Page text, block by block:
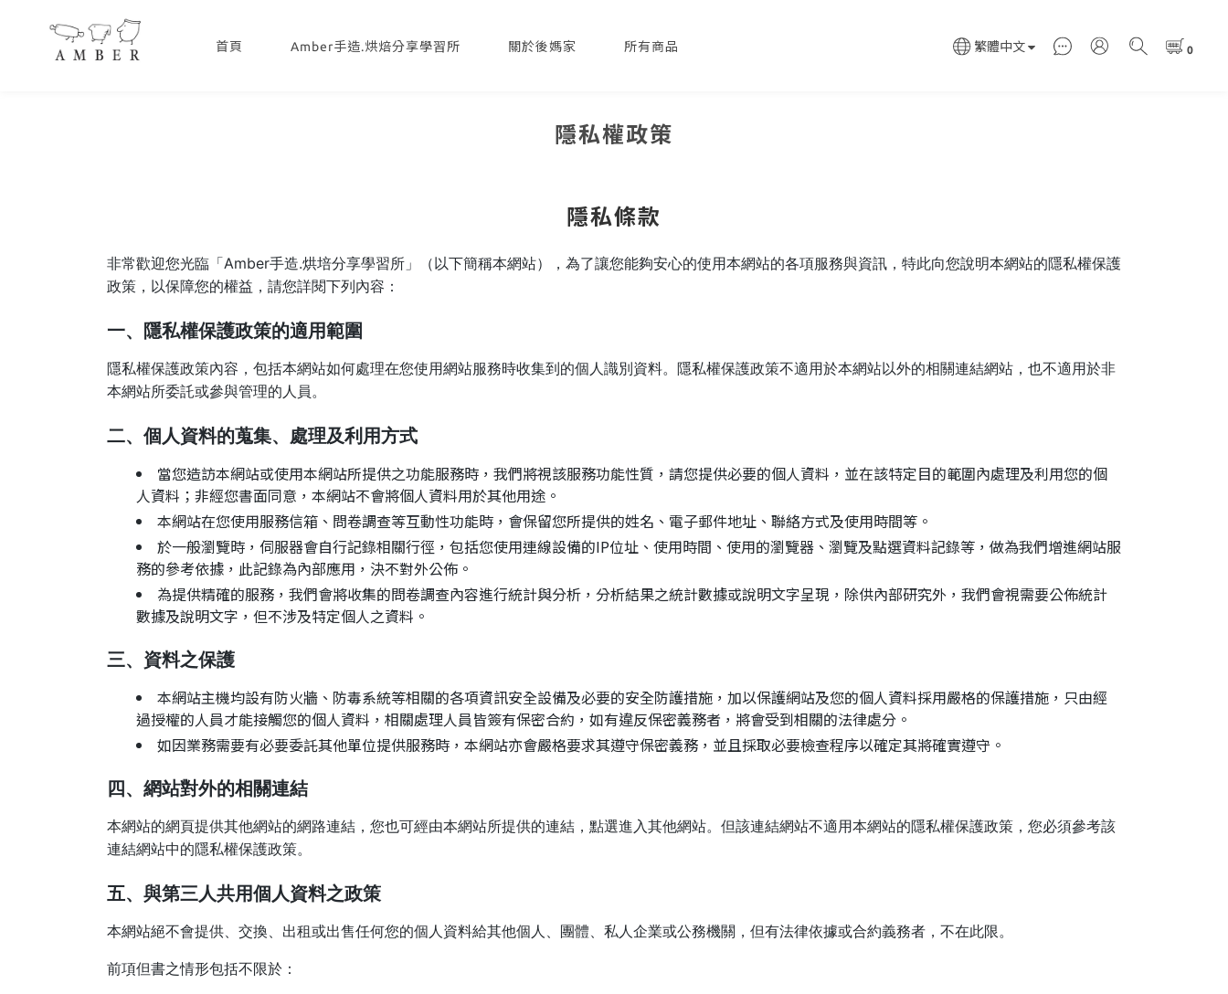
首頁 Amber手造.烘焙分享學習所 關於後媽家 所有商品 繁體中文
隱私權政策
隱私條款
非常歡迎您光臨「Amber手造.烘培分享學習所」（以下簡稱本網站），為了讓您能夠安心的使用本網站的各項服務與資訊，特此向您說明本網站的隱私權保護
政策，以保障您的權益，請您詳閱下列內容：
一、隱私權保護政策的適用範圍
隱私權保護政策內容，包括本網站如何處理在您使用網站服務時收集到的個人識別資料。隱私權保護政策不適用於本網站以外的相關連結網站，也不適用於非
本網站所委託或參與管理的人員。
二、個人資料的蒐集、處理及利用方式
當您造訪本網站或使用本網站所提供之功能服務時，我們將視該服務功能性質，請您提供必要的個人資料，並在該特定目的範圍內處理及利用您的個
人資料；非經您書面同意，本網站不會將個人資料用於其他用途。
本網站在您使用服務信箱、問卷調查等互動性功能時，會保留您所提供的姓名、電子郵件地址、聯絡方式及使用時間等。
於一般瀏覽時，伺服器會自行記錄相關行徑，包括您使用連線設備的IP位址、使用時間、使用的瀏覽器、瀏覽及點選資料記錄等，做為我們增進網站服
務的參考依據，此記錄為內部應用，決不對外公佈。
為提供精確的服務，我們會將收集的問卷調查內容進行統計與分析，分析結果之統計數據或說明文字呈現，除供內部研究外，我們會視需要公佈統計
數據及說明文字，但不涉及特定個人之資料。
三、資料之保護
本網站主機均設有防火牆、防毒系統等相關的各項資訊安全設備及必要的安全防護措施，加以保護網站及您的個人資料採用嚴格的保護措施，只由經
過授權的人員才能接觸您的個人資料，相關處理人員皆簽有保密合約，如有違反保密義務者，將會受到相關的法律處分。
如因業務需要有必要委託其他單位提供服務時，本網站亦會嚴格要求其遵守保密義務，並且採取必要檢查程序以確定其將確實遵守。
四、網站對外的相關連結
本網站的網頁提供其他網站的網路連結，您也可經由本網站所提供的連結，點選進入其他網站。但該連結網站不適用本網站的隱私權保護政策，您必須參考該
連結網站中的隱私權保護政策。
五、與第三人共用個人資料之政策
本網站絕不會提供、交換、出租或出售任何您的個人資料給其他個人、團體、私人企業或公務機關，但有法律依據或合約義務者，不在此限。
前項但書之情形包括不限於：